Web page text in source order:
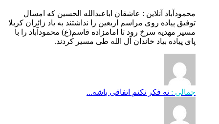
محمودآباد آنلاین : عاشقان اباعبدالله الحسین که امسال
توفیق پیاده روی مراسم اربعین را نداشتند به یاد زائران کربلا
مسیر مهدیه سرخ رود تا امامزاده قاسم(ع) محمودآباد را با
پای پیاده بیاد خاندان آل الله طی مسیر کردند.
جمالی : نه فکر نکنم اتفاقی باشه...